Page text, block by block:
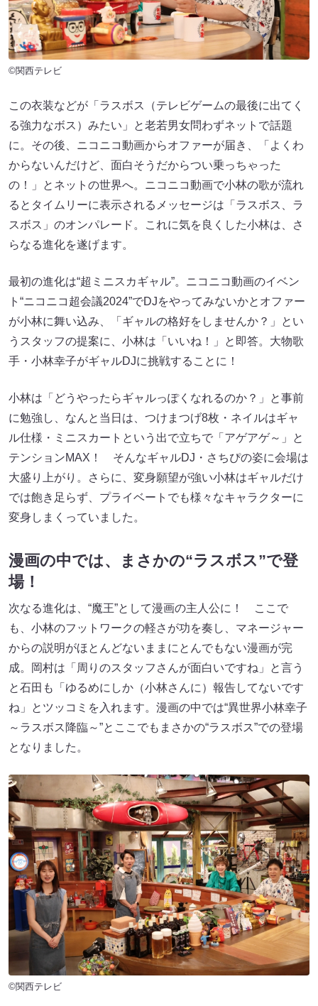
©関西テレビ
この衣装などが「ラスボス（テレビゲームの最後に出てく
る強力なボス）みたい」と老若男女問わずネットで話題
に。その後、ニコニコ動画からオファーが届き、「よくわ
からないんだけど、面白そうだからつい乗っちゃった
の！」とネットの世界へ。ニコニコ動画で小林の歌が流れ
るとタイムリーに表示されるメッセージは「ラスボス、ラ
スボス」のオンパレード。これに気を良くした小林は、さ
らなる進化を遂げます。
最初の進化は“超ミニスカギャル”。ニコニコ動画のイベン
ト“ニコニコ超会議2024”でDJをやってみないかとオファー
が小林に舞い込み、「ギャルの格好をしませんか？」とい
うスタッフの提案に、小林は「いいね！」と即答。大物歌
手・小林幸子がギャルDJに挑戦することに！
小林は「どうやったらギャルっぽくなれるのか？」と事前
に勉強し、なんと当日は、つけまつげ8枚・ネイルはギャ
ル仕様・ミニスカートという出で立ちで「アゲアゲ～」と
テンションMAX！ そんなギャルDJ・さちぴの姿に会場は
大盛り上がり。さらに、変身願望が強い小林はギャルだけ
では飽き足らず、プライベートでも様々なキャラクターに
変身しまくっていました。
漫画の中では、まさかの“ラスボス”で登
場！
次なる進化は、“魔王”として漫画の主人公に！ ここで
も、小林のフットワークの軽さが功を奏し、マネージャー
からの説明がほとんどないままにとんでもない漫画が完
成。岡村は「周りのスタッフさんが面白いですね」と言う
と石田も「ゆるめにしか（小林さんに）報告してないです
ね」とツッコミを入れます。漫画の中では“異世界小林幸子
～ラスボス降臨～”とここでもまさかの“ラスボス”での登場
となりました。
©関西テレビ